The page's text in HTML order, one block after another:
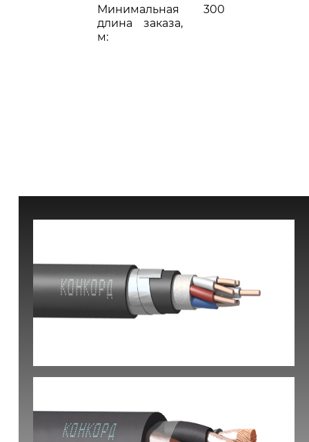
Минимальная
длина заказа,
м:
300
КВБбШвнг(А) -LS